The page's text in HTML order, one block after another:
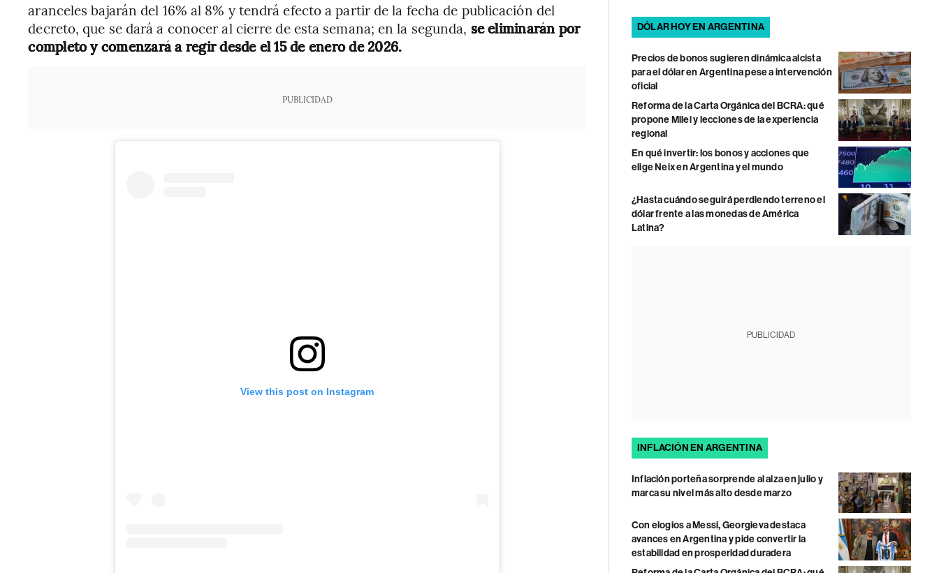
aranceles bajarán del 16% al 8% y tendrá efecto a partir de la fecha de publicación del
decreto, que se dará a conocer al cierre de esta semana; en la segunda, se eliminarán por
completo y comenzará a regir desde el 15 de enero de 2026.
PUBLICIDAD
View this post on Instagram
DÓLAR HOY EN ARGENTINA
Precios de bonos sugieren dinámica alcista
para el dólar en Argentina pese a intervención
oficial
Reforma de la Carta Orgánica del BCRA: qué
propone Milei y lecciones de la experiencia
regional
En qué invertir: los bonos y acciones que
elige Neix en Argentina y el mundo
¿Hasta cuándo seguirá perdiendo terreno el
dólar frente a las monedas de América
Latina?
PUBLICIDAD
INFLACIÓN EN ARGENTINA
Inflación porteña sorprende al alza en julio y
marca su nivel más alto desde marzo
Con elogios a Messi, Georgieva destaca
avances en Argentina y pide convertir la
estabilidad en prosperidad duradera